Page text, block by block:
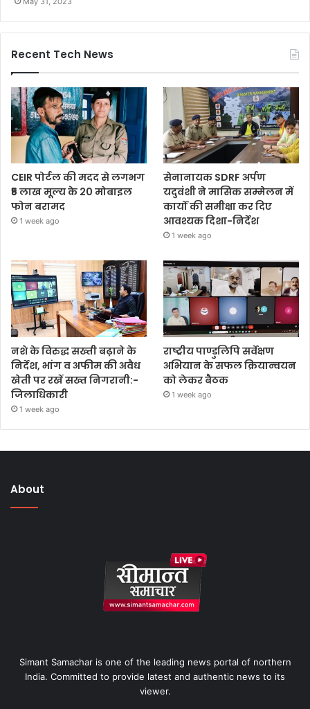
Recent Tech News
CEIR पोर्टल की मदद से लगभग
₹5 लाख मूल्य के 20 मोबाइल
फोन बरामद
1 week ago
सेनानायक SDRF अर्पण
यदुवंशी ने मासिक सम्मेलन में
कार्यों की समीक्षा कर दिए
आवश्यक दिशा-निर्देश
1 week ago
नशे के विरुद्ध सख्ती बढ़ाने के
निर्देश, भांग व अफीम की अवैध
खेती पर रखें सख्त निगरानी:-
जिलाधिकारी
1 week ago
राष्ट्रीय पाण्डुलिपि सर्वेक्षण
अभियान के सफल क्रियान्वयन
को लेकर बैठक
1 week ago
About
Simant Samachar is one of the leading news portal of northern
India. Committed to provide latest and authentic news to its
viewer.